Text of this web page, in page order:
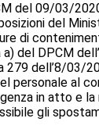
del 09/03/
del
di
del DPCM
279 dell’8/03/
personale al
in atto e
gli